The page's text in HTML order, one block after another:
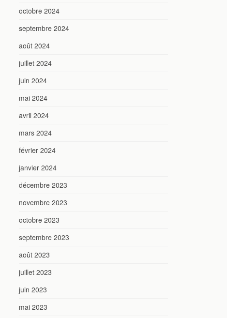
octobre 2024
septembre 2024
août 2024
juillet 2024
juin 2024
mai 2024
avril 2024
mars 2024
février 2024
janvier 2024
décembre 2023
novembre 2023
octobre 2023
septembre 2023
août 2023
juillet 2023
juin 2023
mai 2023